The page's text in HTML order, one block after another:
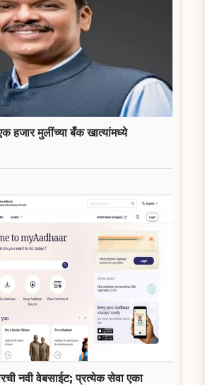
हजार मुलींच्या बँक खात्यांमध्ये
नवी वेबसाईट; प्रत्येक सेवा एका